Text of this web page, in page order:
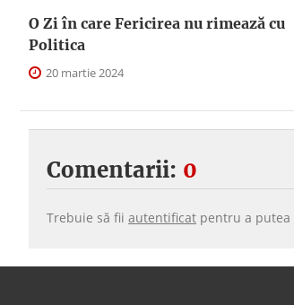
O Zi în care Fericirea nu rimează cu
Politica
20 martie 2024
Comentarii: 0
Trebuie să fii autentificat pentru a putea